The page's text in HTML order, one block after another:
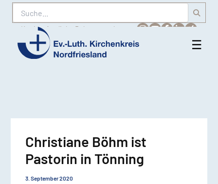
Suche
Karriere Amtliche Bekanntmachungen
Ev.-
☰
Christiane Böhm ist
Pastorin in Tönning
3. September 2020